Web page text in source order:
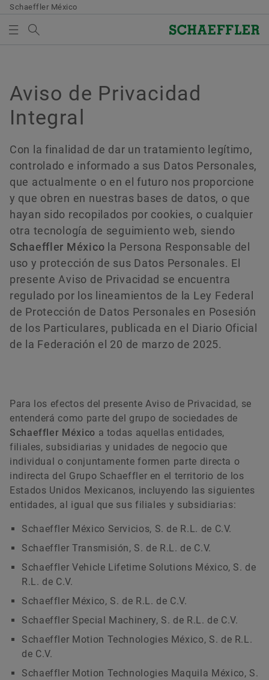
Schaeffler México
Productos & Soluciones
Empleo
Novedades & Prensa
Idioma
Contacto
En todo el mundo
Página web corporativa
No hay elementos en su cesta de medios. Para
agregar nuevos elementos, utilice el botón de:
Rogamos que considere lo siguiente:
La cantidad máxima de pedido por medio es
de 20 unidades. Está prohibido vender a
terceros los medios facilitados
gratuitamente. El pedido se entregará sin
gastos de envío.
Pedir ahora
Aviso de Privacidad
Integral
Con la finalidad de dar un tratamiento legítimo,
controlado e informado a sus Datos Personales,
que actualmente o en el futuro nos proporcione
y que obren en nuestras bases de datos, o que
hayan sido recopilados por cookies, o cualquier
otra tecnología de seguimiento web, siendo
Schaeffler México la Persona Responsable del
uso y protección de sus Datos Personales. El
presente Aviso de Privacidad se encuentra
regulado por los lineamientos de la Ley Federal
de Protección de Datos Personales en Posesión
de los Particulares, publicada en el Diario Oficial
de la Federación el 20 de marzo de 2025.
Para los efectos del presente Aviso de Privacidad, se
entenderá como parte del grupo de sociedades de
Schaeffler México a todas aquellas entidades,
filiales, subsidiarias y unidades de negocio que
individual o conjuntamente formen parte directa o
indirecta del Grupo Schaeffler en el territorio de los
Estados Unidos Mexicanos, incluyendo las siguientes
entidades, al igual que sus filiales y subsidiarias:
Schaeffler México Servicios, S. de R.L. de C.V.
Schaeffler Transmisión, S. de R.L. de C.V.
Schaeffler Vehicle Lifetime Solutions México, S. de
R.L. de C.V.
Schaeffler México, S. de R.L. de C.V.
Schaeffler Special Machinery, S. de R.L. de C.V.
Schaeffler Motion Technologies México, S. de R.L.
de C.V.
Schaeffler Motion Technologies Maquila México, S.